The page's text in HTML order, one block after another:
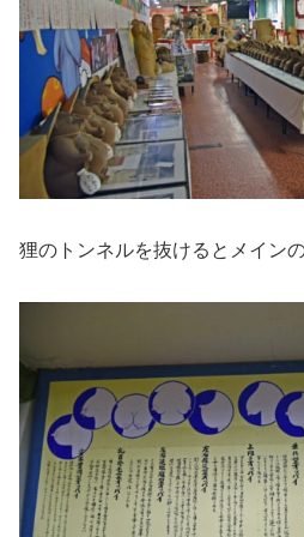
狸のトンネルを抜けるとメイン